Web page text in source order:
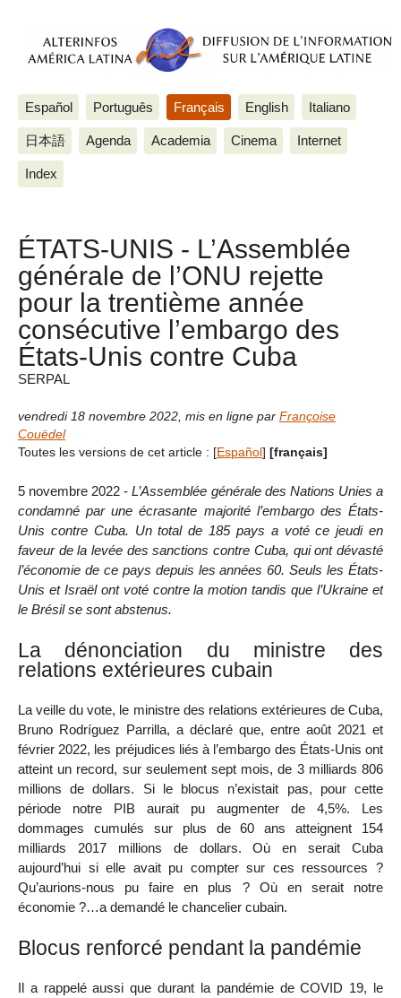
Español Português Français English Italiano
日本語 Agenda Academia Cinema Internet
Index
ÉTATS-UNIS - L’Assemblée
générale de l’ONU rejette
pour la trentième année
consécutive l’embargo des
États-Unis contre Cuba
SERPAL
vendredi 18 novembre 2022 mis en ligne par Françoise
Couëdel
Toutes les versions de cet article : [Español] [français]
5 novembre 2022 -L’Assemblée générale des Nations Unies a
condamné par une écrasante majorité l’embargo des États-
Unis contre Cuba. Un total de 185 pays a voté ce jeudi en
faveur de la levée des sanctions contre Cuba, qui ont dévasté
l’économie de ce pays depuis les années 60. Seuls les États-
Unis et Israël ont voté contre la motion tandis que l’Ukraine et
le Brésil se sont abstenus.
La dénonciation du ministre des
relations extérieures cubain
La veille du vote, le ministre des relations extérieures de Cuba,
Bruno Rodríguez Parrilla, a déclaré que, entre août 2021 et
février 2022, les préjudices liés à l’embargo des États-Unis ont
atteint un record, sur seulement sept mois, de 3 milliards 806
millions de dollars. Si le blocus n’existait pas, pour cette
période notre PIB aurait pu augmenter de 4,5%. Les
dommages cumulés sur plus de 60 ans atteignent 154
milliards 2017 millions de dollars. Où en serait Cuba
aujourd’hui si elle avait pu compter sur ces ressources ?
Qu’aurions-nous pu faire en plus ? Où en serait notre
économie ?…a demandé le chancelier cubain.
Blocus renforcé pendant la pandémie
Il a rappelé aussi que durant la pandémie de COVID 19, le